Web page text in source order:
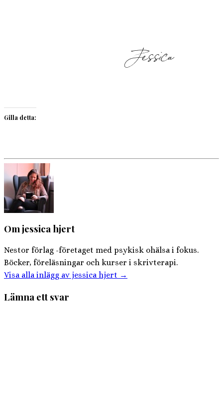
Gilla detta:
Om jessica hjert
Nestor förlag -företaget med psykisk ohälsa i fokus.
Böcker, föreläsningar och kurser i skrivterapi.
Visa alla inlägg av jessica hjert →
Lämna ett svar